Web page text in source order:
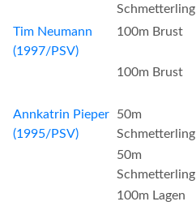
Schmetterling
Tim Neumann
(1997/PSV)
100m Brust
100m Brust
Annkatrin Pieper
(1995/PSV)
50m
Schmetterling
50m
Schmetterling
100m Lagen